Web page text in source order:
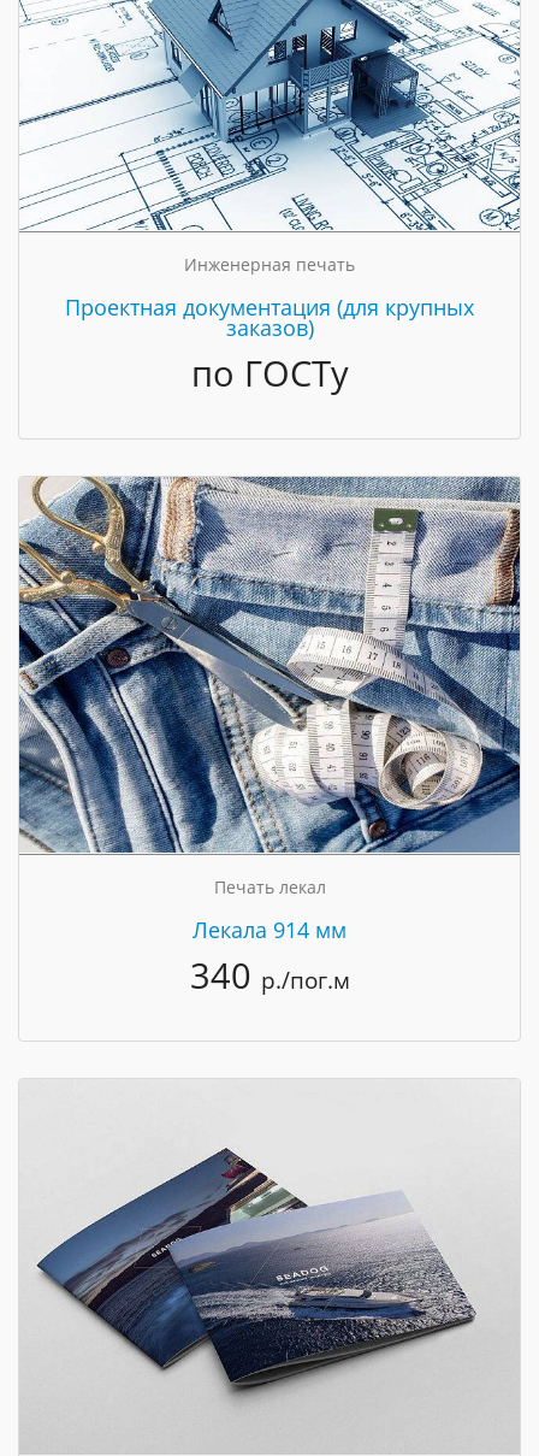
Инженерная печать
Проектная документация (для крупных
заказов)
по ГОСТу
Печать лекал
Лекала 914 мм
340 р./пог.м